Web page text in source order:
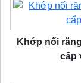
Khớp nối
cấp